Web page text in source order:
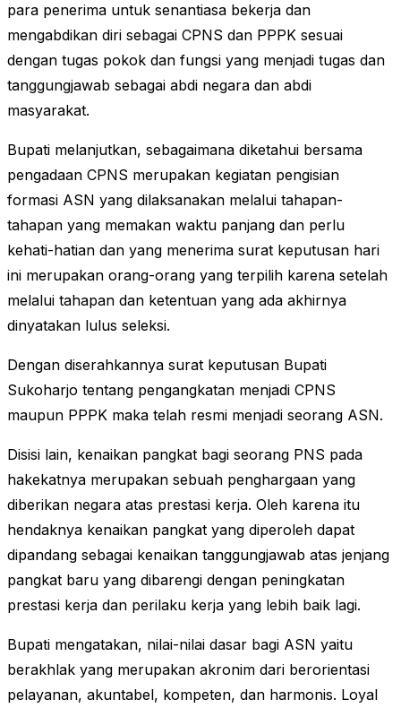
para penerima untuk senantiasa bekerja dan
mengabdikan diri sebagai CPNS dan PPPK sesuai
dengan tugas pokok dan fungsi yang menjadi tugas dan
tanggungjawab sebagai abdi negara dan abdi
masyarakat.
Bupati melanjutkan, sebagaimana diketahui bersama
pengadaan CPNS merupakan kegiatan pengisian
formasi ASN yang dilaksanakan melalui tahapan-
tahapan yang memakan waktu panjang dan perlu
kehati-hatian dan yang menerima surat keputusan hari
ini merupakan orang-orang yang terpilih karena setelah
melalui tahapan dan ketentuan yang ada akhirnya
dinyatakan lulus seleksi.
Dengan diserahkannya surat keputusan Bupati
Sukoharjo tentang pengangkatan menjadi CPNS
maupun PPPK maka telah resmi menjadi seorang ASN.
Disisi lain, kenaikan pangkat bagi seorang PNS pada
hakekatnya merupakan sebuah penghargaan yang
diberikan negara atas prestasi kerja. Oleh karena itu
hendaknya kenaikan pangkat yang diperoleh dapat
dipandang sebagai kenaikan tanggungjawab atas jenjang
pangkat baru yang dibarengi dengan peningkatan
prestasi kerja dan perilaku kerja yang lebih baik lagi.
Bupati mengatakan, nilai-nilai dasar bagi ASN yaitu
berakhlak yang merupakan akronim dari berorientasi
pelayanan, akuntabel, kompeten, dan harmonis. Loyal